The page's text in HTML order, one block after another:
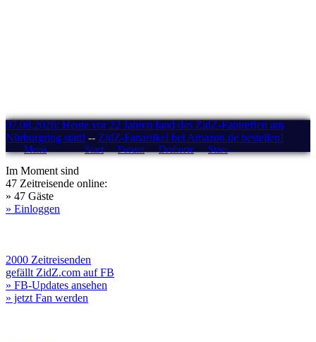
07.08.2026: Heute vor 22 Jahren fand das ZidZ-Fantreffen am
Nürburgring statt! -- ZidZ-Fanartikel bei Amazon.de bestellen!
Menü Start Forum Drehorte Stars
Im Moment sind
47 Zeitreisende online:
» 47 Gäste
» Einloggen
2000 Zeitreisenden
gefällt ZidZ.com auf FB
» FB-Updates ansehen
» jetzt Fan werden